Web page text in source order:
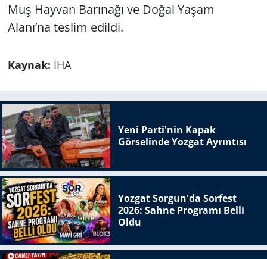
Muş Hayvan Barınağı ve Doğal Yaşam
Alanı’na teslim edildi.
Kaynak: İHA
Yeni Parti'nin Kapak
Görselinde Yozgat Ayrıntısı
Yozgat Sorgun'da Sorfest
2026: Sahne Programı Belli
Oldu